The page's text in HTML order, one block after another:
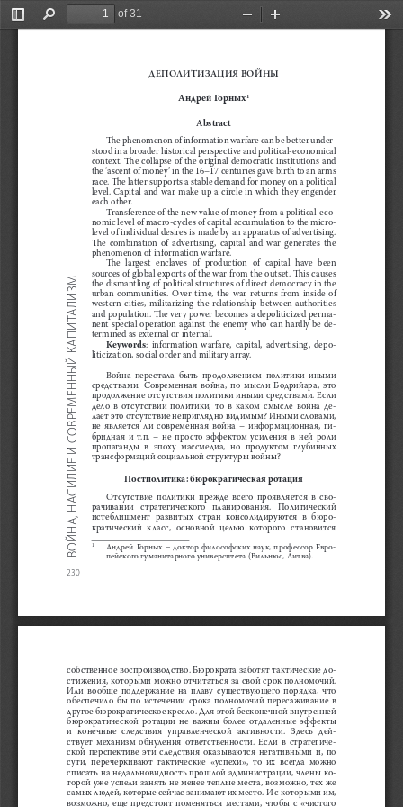
Toggle
Find
of 31
Zoom
230
ВОЙНА, НАСИЛИЕ И СОВРЕМЕННЫЙ КАПИТАЛИЗМ
ДЕПОЛИТИЗАЦИЯ ВОЙНЫ
Андрей Горных1
Abstract
The phenomenon of information warfare can be better under-
stood in a broader historical perspective and political-economical
context. The collapse of the original democratic institutions and
the ‘ascent of money’ in the 16–17 centuries gave birth to an arms
race. The latter supports a stable demand for money on a political
level.  Capital  and  war  make  up  a  circle  in  which  they  engender
each other.
Transference of the new value of money from a political-eco-
nomic level of macro-cycles of capital accumulation to the micro-
level of individual desires is made by an apparatus of advertising.
The  combination  of  advertising,  capital  and  war  generates  the
phenomenon of information warfare.
The  largest  enclaves  of  production  of  capital  have  been
sources of global exports of the war from the outset. This causes
the dismantling of political structures of direct democracy in the
urban  communities.  Over  time,  the  war  returns  from  inside  of
western  cities,  militarizing  the  relationship  between  authorities
and population. The very power becomes a depoliticized perma-
nent special operation against the enemy who can hardly be de-
termined as external or internal.
Keywords:  information  warfare,  capital,  advertising,  depo-
liticization, social order and military array.
Война  перестала  быть  продолжением  политики  иными
средствами.  Современная  война,  по  мысли  Бодрийара,  это
продолжение отсутствия политики иными средствами. Если
дело  в  отсутствии  политики,  то  в  каком  смысле  война  де-
лает это отсутствие неприглядно видимым? Иными словами,
не  является  ли  современная  война  –  информационная,  ги-
бридная  и  т.п.  –  не  просто  эффектом  усиления  в  ней  роли
пропаганды  в  эпоху  массмедиа,  но  продуктом  глубинных
трансформаций социальной структуры войны?
Постполитика: бюрократическая ротация
Отсутствие  политики  прежде  всего  проявляется  в  сво-
рачивании   стратегического   планирования.   Политический
истеблишмент  развитых  стран  консолидируются  в  бюро-
кратический  класс,  основной  целью  которого  становится
1
Андрей  Горных  –  доктор  философских  наук,  профессор  Евро-
пейского гуманитарного университета (Вильнюс, Литва).
собственное воспроизводство. Бюрократа заботят тактические до-
стижения, которыми можно отчитаться за свой срок полномочий.
Или  вообще  поддержание  на  плаву  существующего  порядка,  что
обеспечило  бы  по  истечении  срока  полномочий  пересаживание  в
другое бюрократическое кресло. Для этой бесконечной внутренней
бюрократической  ротации  не  важны  более  отдаленные  эффекты
и   конечные   следствия   управленческой   активности.   Здесь   дей-
ствует  механизм  обнуления  ответственности.  Если  в  стратегиче-
ской  перспективе  эти  следствия  оказываются  негативными  и,  по
сути,  перечеркивают  тактические  «успехи»,  то  их  всегда  можно
списать на недальновидность прошлой администрации, члены ко-
торой уже успели занять не менее теплые места, возможно, тех же
самых людей, которые сейчас занимают их место. И с которыми им,
возможно,  еще  предстоит  поменяться  местами,  чтобы  с  «чистого